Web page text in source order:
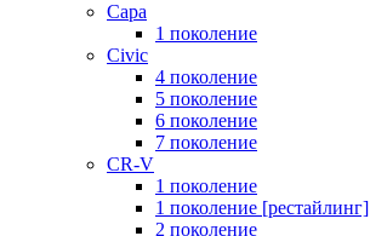
Capa
1 поколение
Civic
4 поколение
5 поколение
6 поколение
7 поколение
CR-V
1 поколение
1 поколение [рестайлинг]
2 поколение